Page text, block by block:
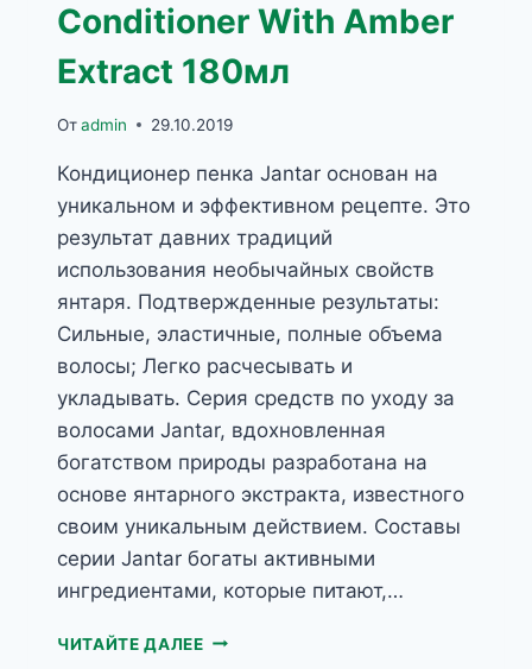
Conditioner With Amber
Extract 180мл
Отadmin 29.10.2019
Кондиционер пенка Jantar основан на
уникальном и эффективном рецепте. Это
результат давних традиций
использования необычайных свойств
янтаря. Подтвержденные результаты:
Сильные, эластичные, полные объема
волосы; Легко расчесывать и
укладывать. Серия средств по уходу за
волосами Jantar, вдохновленная
богатством природы разработана на
основе янтарного экстракта, известного
своим уникальным действием. Составы
серии Jantar богаты активными
ингредиентами, которые питают,…
ЧИТАЙТЕ ДАЛЕЕКОНДИЦИОНЕР